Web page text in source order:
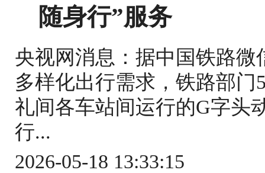
随身行”服务
央视网消息：据中国铁路
多样化出行需求，铁路部门
礼间各车站间运行的G字头
行...
2026-05-18 13:33:15